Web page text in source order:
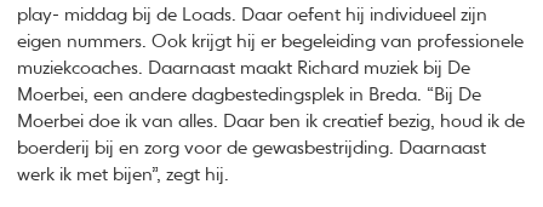
play- middag bij de Loads. Daar oefent hij individueel zijn
eigen nummers. Ook krijgt hij er begeleiding van professionele
muziekcoaches. Daarnaast maakt Richard muziek bij De
Moerbei, een andere dagbestedingsplek in Breda. “Bij De
Moerbei doe ik van alles. Daar ben ik creatief bezig, houd ik de
boerderij bij en zorg voor de gewasbestrijding. Daarnaast
werk ik met bijen”, zegt hij.